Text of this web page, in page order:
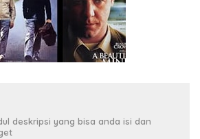
deskripsi yang bisa anda isi dan